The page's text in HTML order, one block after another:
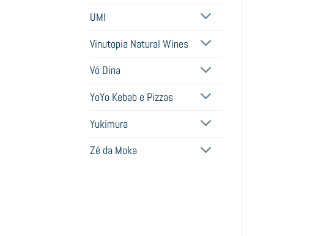
UMI
Vinutopia Natural Wines
Vó Dina
YoYo Kebab e Pizzas
Yukimura
Zé da Moka